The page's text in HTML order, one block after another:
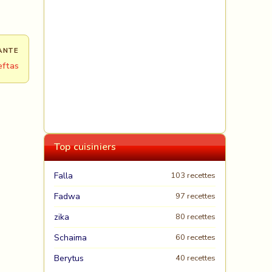
Top cuisiniers
Falla 103 recettes
Fadwa 97 recettes
zika 80 recettes
Schaima 60 recettes
Berytus
40 recettes